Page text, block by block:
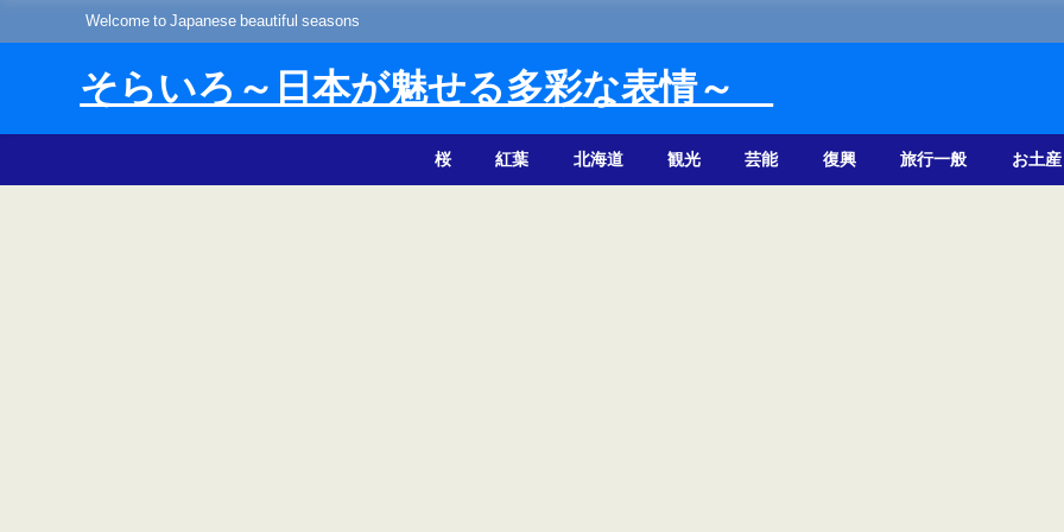
Welcome to Japanese beautiful seasons
そらいろ～日本が魅せる多彩な表情～
桜 紅葉 北海道 観光 芸能 復興 旅行一般 お土